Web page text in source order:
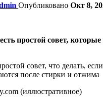
Опубликовано Окт 8,
простой совет,
(иллюстративное)